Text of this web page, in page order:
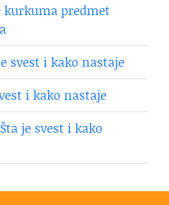
kurkuma predmet
svest i kako nastaje
i kako nastaje
Šta je svest i kako